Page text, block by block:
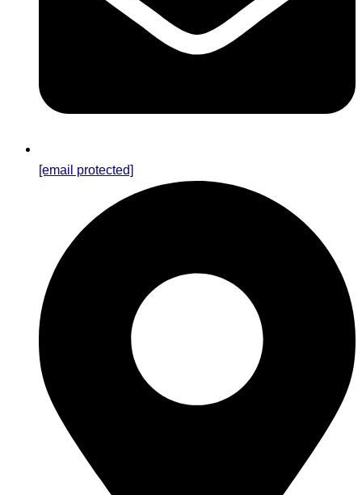
[email protected]